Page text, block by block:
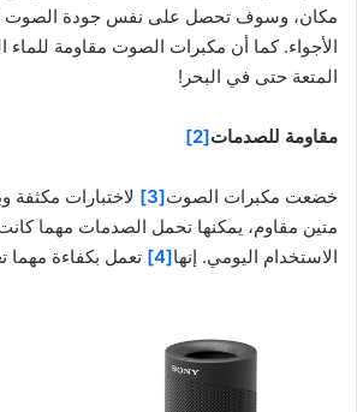
مكان، وسوف تحصل على نفس جودة الصوت
الأجواء. كما أن مكبرات الصوت مقاومة للماء
المتعة حتى في البحر!
مقاومة للصدمات[2]
خضعت مكبرات الصوت[3]
لاختبارات
متين مقاوم، يمكنها تحمل الصدمات مهما
الاستخدام اليومي. إنها[4] تعمل بكفاءة